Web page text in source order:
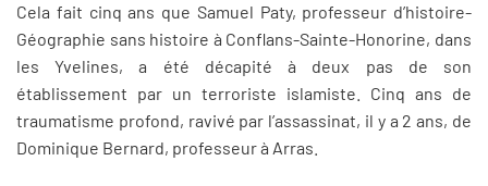
Cela fait cinq ans que Samuel Paty, professeur d’histoire-
Géographie sans histoire à Conflans-Sainte-Honorine, dans
les Yvelines, a été décapité à deux pas de son
établissement par un terroriste islamiste. Cinq ans de
traumatisme profond, ravivé par l’assassinat, il y a 2 ans, de
Dominique Bernard, professeur à Arras.